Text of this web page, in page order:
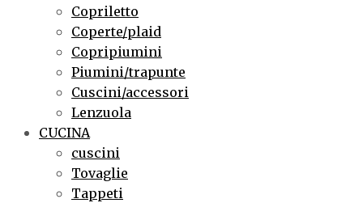
Copriletto
Coperte/plaid
Copripiumini
Piumini/trapunte
Cuscini/accessori
Lenzuola
CUCINA
cuscini
Tovaglie
Tappeti